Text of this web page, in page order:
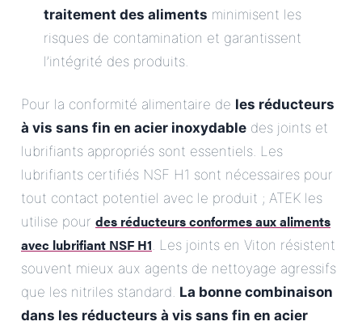
traitement des aliments minimisent les
risques de contamination et garantissent
l’intégrité des produits.
Pour la conformité alimentaire de les réducteurs
à vis sans fin en acier inoxydable des joints et
lubrifiants appropriés sont essentiels. Les
lubrifiants certifiés NSF H1 sont nécessaires pour
tout contact potentiel avec le produit ; ATEK les
utilise pour des réducteurs conformes aux aliments
avec lubrifiant NSF H1. Les joints en Viton résistent
souvent mieux aux agents de nettoyage agressifs
que les nitriles standard. La bonne combinaison
dans les réducteurs à vis sans fin en acier